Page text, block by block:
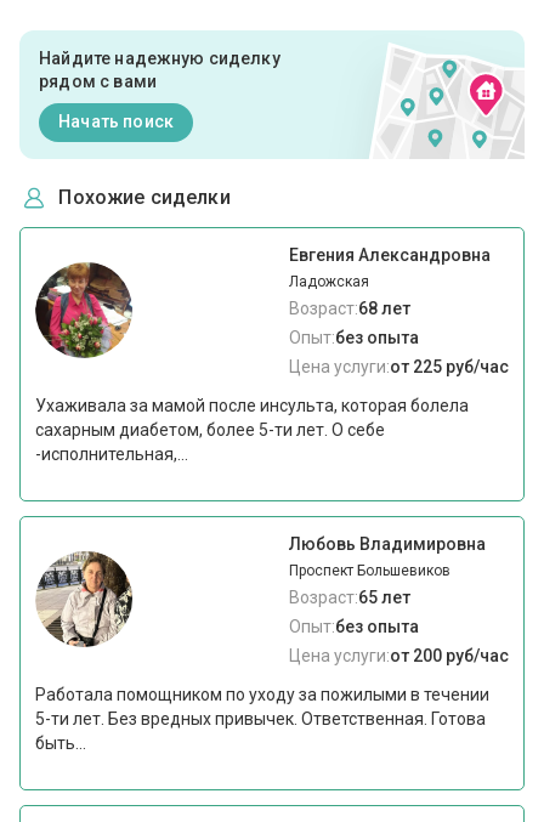
Найдите надежную сиделку
рядом с вами
Начать поиск
Похожие сиделки
Евгения Александровна
Ладожская
Возраст:68 лет
Опыт:без опыта
Цена услуги:от 225 руб/час
Ухаживала за мамой после инсульта, которая болела
сахарным диабетом, более 5-ти лет. О себе
-исполнительная,...
Любовь Владимировна
Проспект Большевиков
Возраст:65 лет
Опыт:без опыта
Цена услуги:от 200 руб/час
Работала помощником по уходу за пожилыми в течении
5-ти лет. Без вредных привычек. Ответственная. Готова
быть...